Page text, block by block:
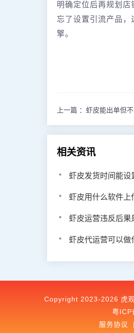
明确定位后再规划
忘了设置引流产品，
擎。
上一篇 ： 虾皮能出单但
相关资讯
虾皮发货时间能设置
虾皮用什么软件上
虾皮运营违反后果是什么
虾皮代运营可以做什么
Copyright 2023-2026 虎
粤ICP
服务协议